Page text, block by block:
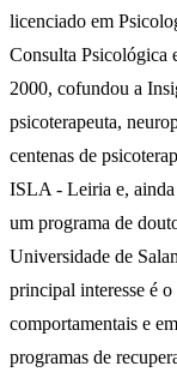
licenciado em
Consulta Psicológica
2000, cofundou a
psicoterapeuta,
centenas de
ISLA - Leiria e,
um programa de
Universidade de
principal interesse é o
comportamentais e
programas de